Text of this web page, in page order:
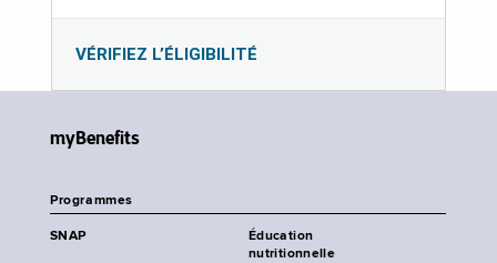
VÉRIFIEZ L’ÉLIGIBILITÉ
myBenefits
Programmes
SNAP
Éducation
nutritionnelle